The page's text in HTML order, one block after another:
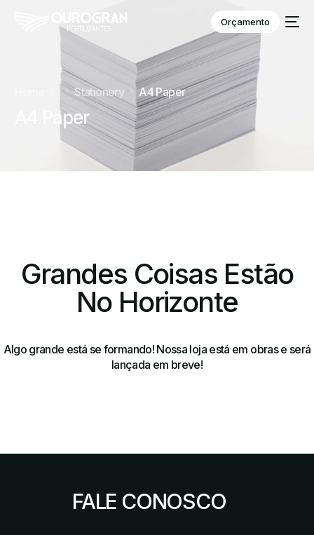
Orçamento
Stationery A4 Paper
A4 Paper
Grandes Coisas Estão
No Horizonte
Algo grande está se formando! Nossa loja está em obras e será
lançada em breve!
FALE CONOSCO